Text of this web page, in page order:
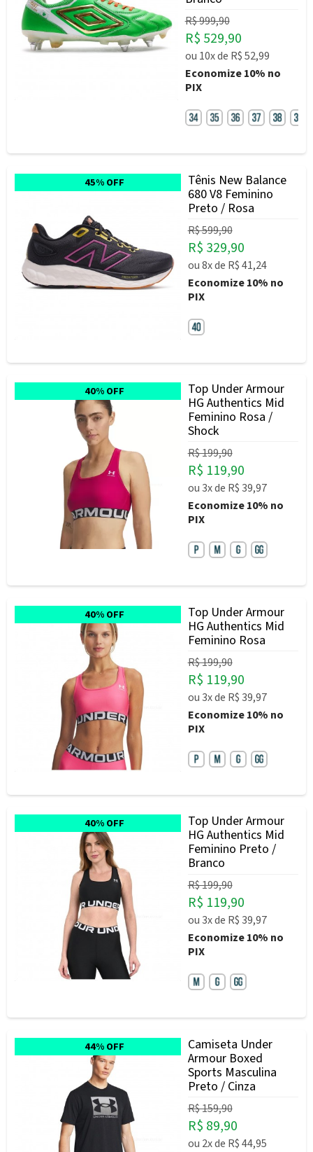
R$ 999,90
R$ 529,90
ou 10xde R$ 52,99
Economize10% no
PIX
45% OFF
Tênis New Balance
680 V8 Feminino
Preto / Rosa
R$ 599,90
R$ 329,90
ou8xde R$ 41,24
Economize10% no
PIX
40% OFF
Top Under Armour
HG Authentics Mid
Feminino Rosa /
Shock
R$ 199,90
R$ 119,90
ou3xde R$ 39,97
Economize10% no
PIX
40% OFF
Top Under Armour
HG Authentics Mid
Feminino Rosa
R$ 199,90
R$ 119,90
ou3xde R$ 39,97
Economize10% no
PIX
40% OFF
Top Under Armour
HG Authentics Mid
Feminino Preto /
Branco
R$ 199,90
R$ 119,90
ou3xde R$ 39,97
Economize10% no
PIX
44% OFF
Camiseta Under
Armour Boxed
Sports Masculina
Preto / Cinza
R$ 159,90
R$ 89,90
ou 2xde R$ 44,95